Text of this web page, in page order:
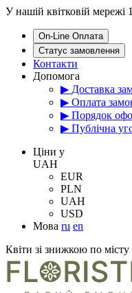
У нашій квітковій
On-Line Оплата
Статус замовлення
Контакти
Допомога
▶ Доставка
▶ Оплата
▶ Порядок
▶ Публічна
Цiни у
UAH
EUR
PLN
UAH
USD
Мова ru en
Квіти зі знижкою по